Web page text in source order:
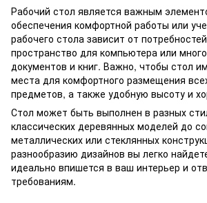
Рабочий стол является важным
обеспечения комфортной работы или
рабочего стола зависит от
пространство для компьютера или
документов и книг. Важно, чтобы стол
места для комфортного размещения
предметов, а также удобную высоту и
Стол может быть выполнен в разных
классических деревянных моделей до
металлических или стеклянных
разнообразию дизайнов вы легко
идеально впишется в ваш интерьер и
требованиям.